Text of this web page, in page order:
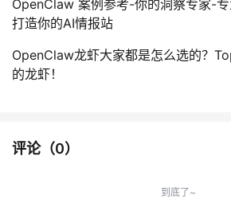
OpenClaw 案例参考-你的洞察专家-
打造你的AI情报站
OpenClaw龙虾大家都是怎么选的？
的龙虾！
评论（0）
到底了~